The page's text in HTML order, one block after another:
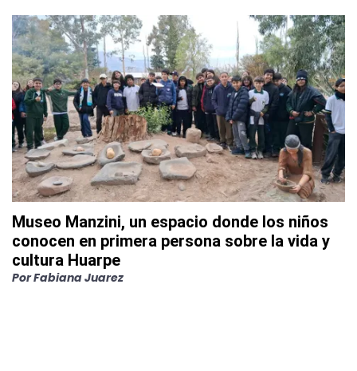
Museo Manzini, un espacio donde los niños
conocen en primera persona sobre la vida y
cultura Huarpe
PorFabiana Juarez